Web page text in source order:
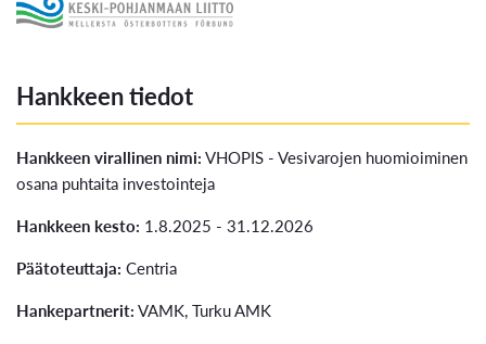
Hankkeen tiedot
Hankkeen virallinen nimi:VHOPIS - Vesivarojen huomioiminen
osana puhtaita investointeja
Hankkeen kesto: 1.8.2025 - 31.12.2026
Päätoteuttaja: Centria
Hankepartnerit:VAMK, Turku AMK